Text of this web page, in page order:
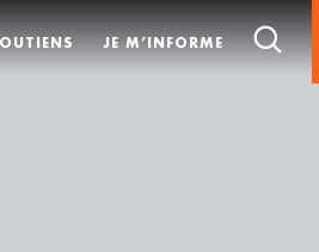
JE M’INFORME